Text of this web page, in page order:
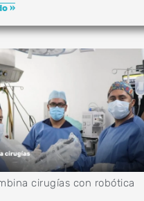
»
cirugías con robótica